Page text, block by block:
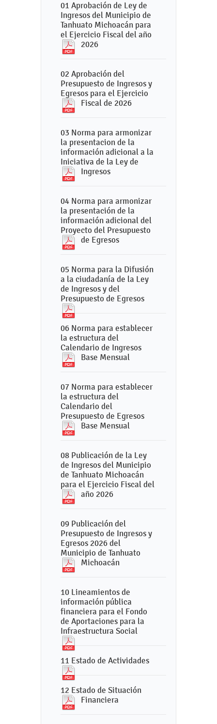
01 Aprobación de Ley de
Ingresos del Municipio de
Tanhuato Michoacán para
el Ejercicio Fiscal del año
2026
02 Aprobación del
Presupuesto de Ingresos y
Egresos para el Ejercicio
Fiscal de 2026
03 Norma para armonizar
la presentacion de la
información adicional a la
Iniciativa de la Ley de
Ingresos
04 Norma para armonizar
la presentación de la
información adicional del
Proyecto del Presupuesto
de Egresos
05 Norma para la Difusión
a la ciudadanía de la Ley
de Ingresos y del
Presupuesto de Egresos
06 Norma para establecer
la estructura del
Calendario de Ingresos
Base Mensual
07 Norma para establecer
la estructura del
Calendario del
Presupuesto de Egresos
Base Mensual
08 Publicación de la Ley
de Ingresos del Municipio
de Tanhuato Michoacán
para el Ejercicio Fiscal del
año 2026
09 Publicación del
Presupuesto de Ingresos y
Egresos 2026 del
Municipio de Tanhuato
Michoacán
10 Lineamientos de
información pública
financiera para el Fondo
de Aportaciones para la
Infraestructura Social
11 Estado de Actividades
12 Estado de Situación
Financiera